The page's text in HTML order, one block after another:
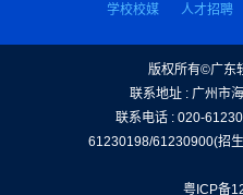
学校校媒 人才招聘
版权所有©广东
联系地址 : 广州市
联系电话 : 020-
61230198/61230900(招
粤ICP备